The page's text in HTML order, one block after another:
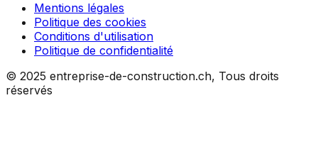
Mentions légales
Politique des cookies
Conditions d'utilisation
Politique de confidentialité
© 2025 entreprise-de-construction.ch, Tous droits
réservés